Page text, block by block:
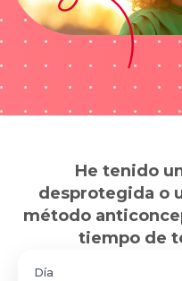
He tenido
desprotegida o
método
tiempo de
Día